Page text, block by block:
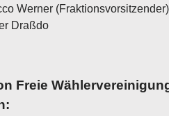
Werner (Fraktionsvorsitzender)
Draßdo
Freie